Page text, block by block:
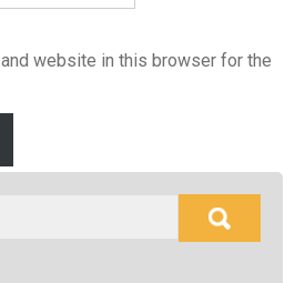
website in this browser for the